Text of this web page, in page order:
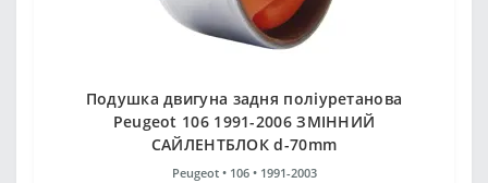
Подушка двигуна задня поліуретанова
Peugeot 106 1991-2006 ЗМІННИЙ
САЙЛЕНТБЛОК d-70mm
Peugeot • 106 • 1991-2003